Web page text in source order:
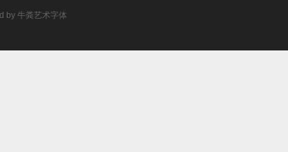
by 牛粪艺术字体